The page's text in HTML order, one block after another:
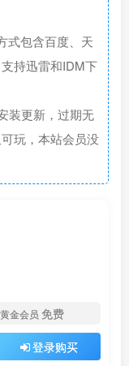
式包含百度、天
持迅雷和IDM下
装更新，过期无
玩，本站会员没
黄金会员 免费
登录购买